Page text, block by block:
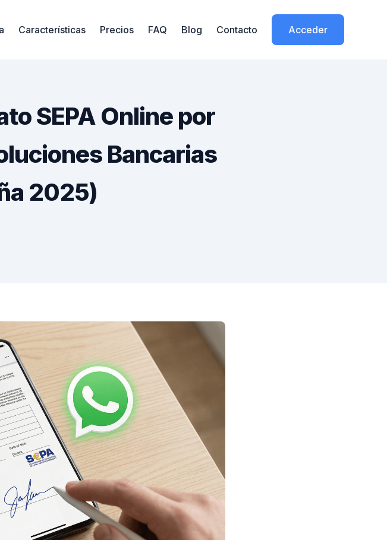
Características Precios FAQ Blog Contacto Acceder
SEPA Online por
Bancarias
2025)